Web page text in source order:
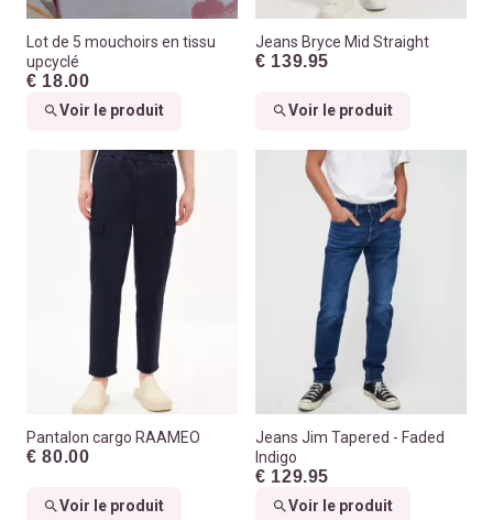
Lot de 5 mouchoirs en tissu
upcyclé
€ 18.00
Voir le produit
Jeans Bryce Mid Straight
€ 139.95
Voir le produit
Pantalon cargo RAAMEO
€ 80.00
Voir le produit
Jeans Jim Tapered - Faded
Indigo
€ 129.95
Voir le produit